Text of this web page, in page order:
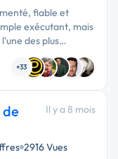
fiable et
exécutant, mais
des plus
Devenir …
+33
Il y a 8 mois
2916 Vues